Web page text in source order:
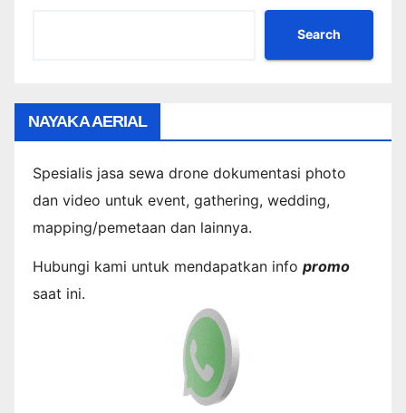
Search
NAYAKA AERIAL
Spesialis jasa sewa drone dokumentasi photo
dan video untuk event, gathering, wedding,
mapping/pemetaan dan lainnya.
Hubungi kami untuk mendapatkan info promo
saat ini.